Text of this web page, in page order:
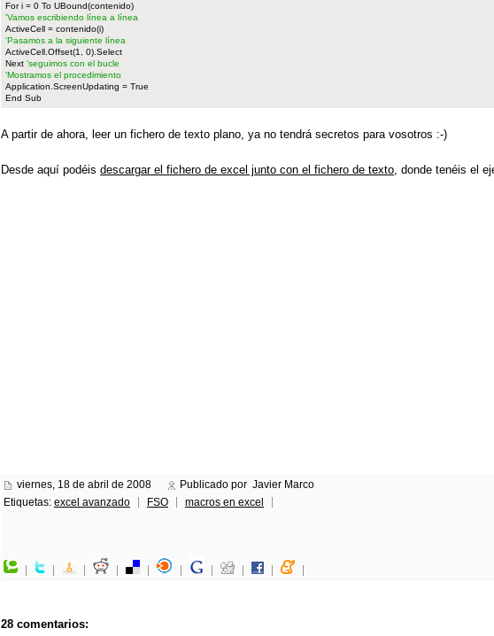
For i = 0 To UBound(contenido)
'Vamos escribiendo línea a línea
ActiveCell = contenido(i)
'Pasamos a la siguiente línea
ActiveCell.Offset(1, 0).Select
Next 'seguimos con el bucle
'Mostramos el procedimiento
Application.ScreenUpdating = True
End Sub
A partir de ahora, leer un fichero de texto plano, ya no tendrá secretos para vosotros :-)
Desde aquí podéis descargar el fichero de excel junto con el fichero de texto, donde tenéis el
viernes, 18 de abril de 2008
Publicado por Javier Marco
Etiquetas: excel avanzado FSO macros en excel
28 comentarios: